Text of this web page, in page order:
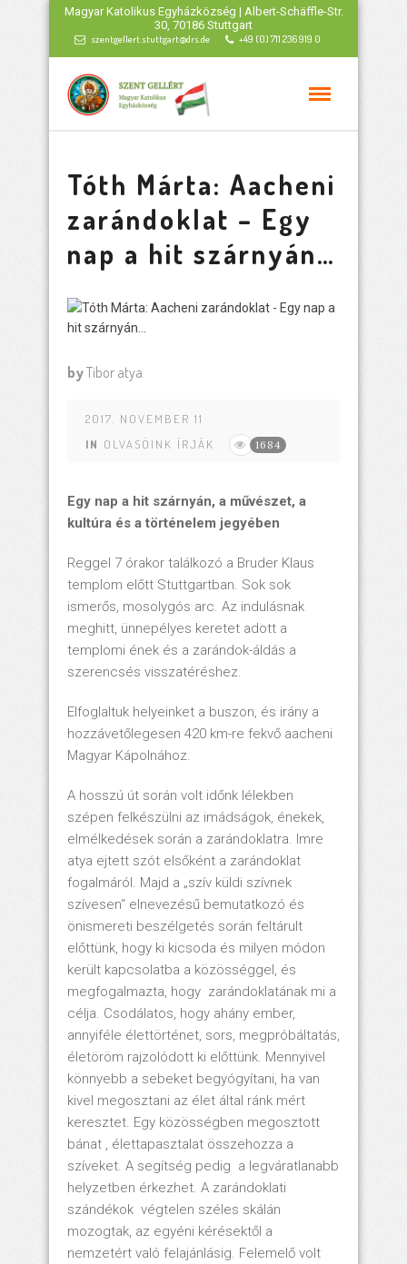
Magyar Katolikus Egyházközség | Albert-Schäffle-Str.
30, 70186 Stuttgart
szentgellert.stuttgart@drs.de +49 (0) 711 236 919 0
Tóth Márta: Aacheni
zarándoklat – Egy
nap a hit szárnyán…
byTibor atya
2017. NOVEMBER 11
IN OLVASÓINK ÍRJÁK 1684
Egy nap a hit szárnyán, a művészet, a
kultúra és a történelem jegyében
Reggel 7 órakor találkozó a Bruder Klaus
templom előtt Stuttgartban. Sok sok
ismerős, mosolygós arc. Az indulásnak
meghitt, ünnepélyes keretet adott a
templomi ének és a zarándok-áldás a
szerencsés visszatéréshez.
Elfoglaltuk helyeinket a buszon, és irány a
hozzávetőlegesen 420 km-re fekvő aacheni
Magyar Kápolnához.
A hosszú út során volt időnk lélekben
szépen felkészülni az imádságok, énekek,
elmélkedések során a zarándoklatra. Imre
atya ejtett szót elsőként a zarándoklat
fogalmáról. Majd a „szív küldi szívnek
szívesen“ elnevezésű bemutatkozó és
önismereti beszélgetés során feltárult
előttünk, hogy ki kicsoda és milyen módon
került kapcsolatba a közösséggel, és
megfogalmazta, hogy zarándoklatának mi a
célja. Csodálatos, hogy ahány ember,
annyiféle élettörténet, sors, megpróbáltatás,
életöröm rajzolódott ki előttünk. Mennyivel
könnyebb a sebeket begyógyítani, ha van
kivel megosztani az élet által ránk mért
keresztet. Egy közösségben megosztott
bánat , élettapasztalat összehozza a
szíveket. A segítség pedig a legváratlanabb
helyzetben érkezhet. A zarándoklati
szándékok végtelen széles skálán
mozogtak, az egyéni kérésektől a
nemzetért való felajánlásig. Felemelő volt